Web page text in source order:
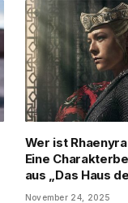
Wer ist
Eine
aus „Das Haus
November 24, 2025